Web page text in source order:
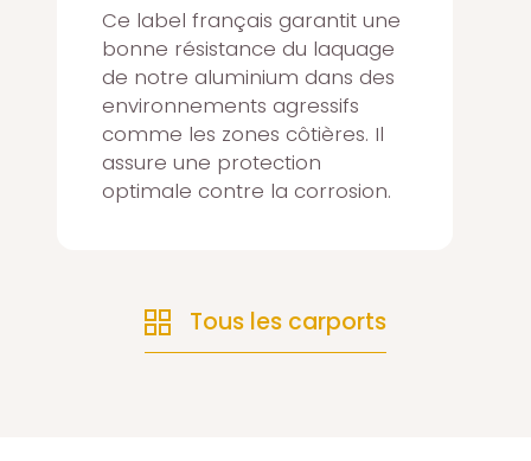
Ce label français garantit une
bonne résistance du laquage
de notre aluminium dans des
environnements agressifs
comme les zones côtières. Il
assure une protection
optimale contre la corrosion.
Tous les carports